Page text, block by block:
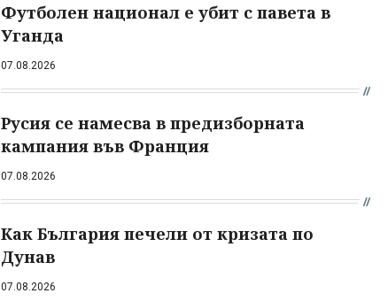
Футболен национал е убит с павета в
Уганда
07.08.2026
Русия се намесва в предизборната
кампания във Франция
07.08.2026
Как България печели от кризата по
Дунав
07.08.2026